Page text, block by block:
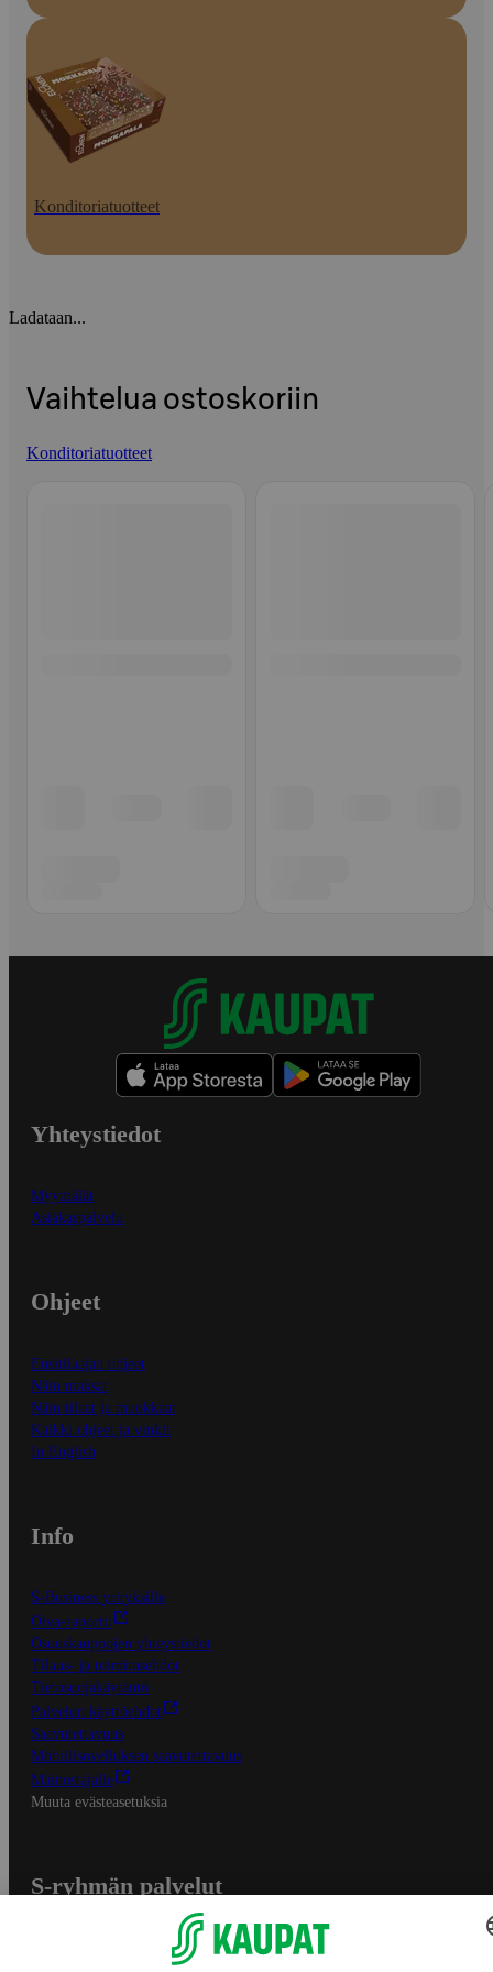
Konditoriatuotteet
Ladataan...
Vaihtelua ostoskoriin
Konditoriatuotteet
Yhteystiedot
Myymälät
Asiakaspalvelu
Ohjeet
Ensitilaajan ohjeet
Näin maksat
Näin tilaat ja muokkaat
Kaikki ohjeet ja vinkit
In English
Info
S-Business yrityksille
Oiva-raportit
Osuuskauppojen yhteystiedot
Tilaus- ja toimitusehdot
Tietosuojakäytäntö
Palvelun käyttöehdot
Saavutettavuus
Mobiilisovelluksen saavutettavuus
Mainostajalle
Muuta evästeasetuksia
S-ryhmän palvelut